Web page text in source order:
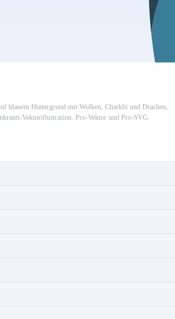
blauem Hintergrund mit Wolken, Charkhi und Drachen,
Vektorillustration. Pro-Vektor und Pro-SVG